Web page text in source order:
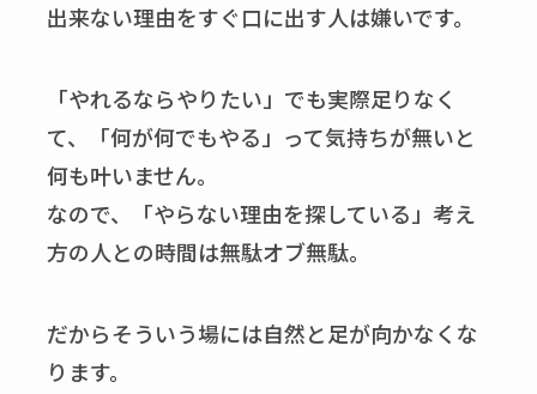
出来ない理由をすぐ口に出す人は嫌いです。
「やれるならやりたい」でも実際足りなく
て、「何が何でもやる」って気持ちが無いと
何も叶いません。
なので、「やらない理由を探している」考え
方の人との時間は無駄オブ無駄。
だからそういう場には自然と足が向かなくな
ります。